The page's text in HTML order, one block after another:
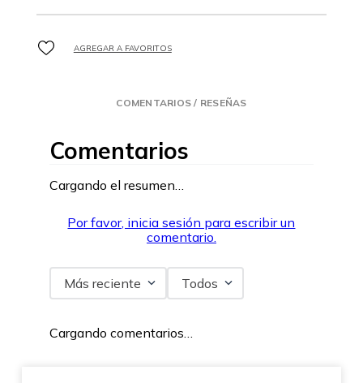
COMENTARIOS / RESEÑAS
Comentarios
Cargando el resumen…
Por favor, inicia sesión para escribir un
comentario.
Más reciente Todos
Cargando comentarios…